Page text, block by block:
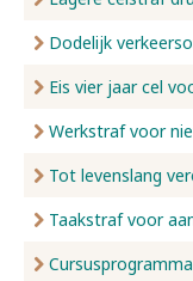
Dodelijk
Eis vier jaar cel
Werkstraf voor
Tot levenslang
Taakstraf voor